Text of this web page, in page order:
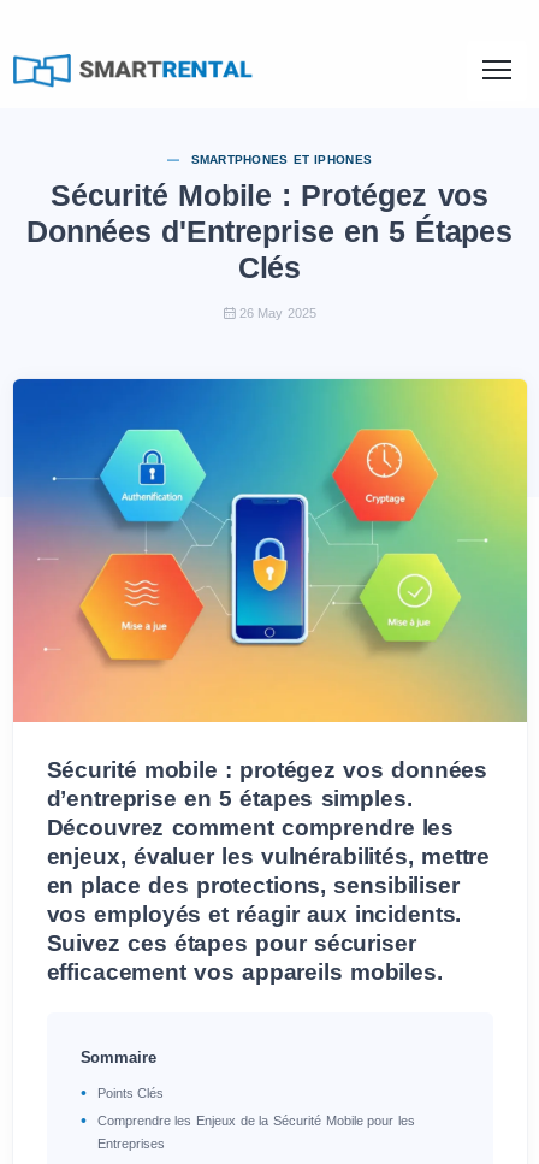
SMARTPHONES ET IPHONES
Sécurité Mobile : Protégez vos
Données d'Entreprise en 5 Étapes
Clés
26 May 2025
Sécurité mobile : protégez vos données
d’entreprise en 5 étapes simples.
Découvrez comment comprendre les
enjeux, évaluer les vulnérabilités, mettre
en place des protections, sensibiliser
vos employés et réagir aux incidents.
Suivez ces étapes pour sécuriser
efficacement vos appareils mobiles.
Sommaire
Points Clés
Comprendre les Enjeux de la Sécurité Mobile pour les
Entreprises